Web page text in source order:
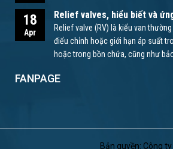
18
Apr
Relief valves, hiểu biết và
Relief valve (RV) là kiểu van
điểu chỉnh hoặc giới hạn áp suất
hoặc trong bồn chứa, cũng như
FANPAGE
Bản quyền: Công